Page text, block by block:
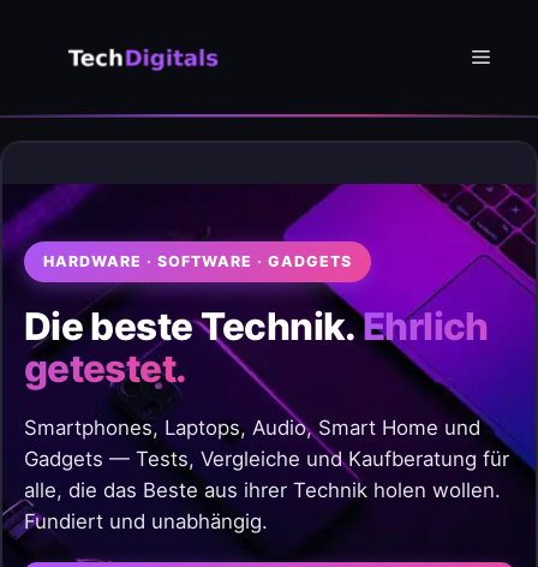
Menü
HARDWARE · SOFTWARE · GADGETS
Die beste Technik.Ehrlich
getestet.
Smartphones, Laptops, Audio, Smart Home und
Gadgets — Tests, Vergleiche und Kaufberatung für
alle, die das Beste aus ihrer Technik holen wollen.
Fundiert und unabhängig.